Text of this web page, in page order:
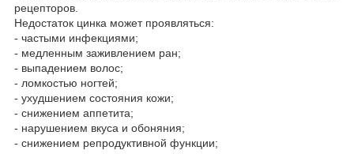
рецепторов.
Недостаток цинка может проявляться:
- частыми инфекциями;
- медленным заживлением ран;
- выпадением волос;
- ломкостью ногтей;
- ухудшением состояния кожи;
- снижением аппетита;
- нарушением вкуса и обоняния;
- снижением репродуктивной функции;